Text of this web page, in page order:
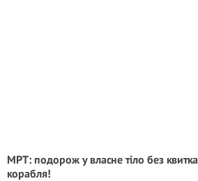
МРТ: подорож у власне тіло без квитка
корабля!